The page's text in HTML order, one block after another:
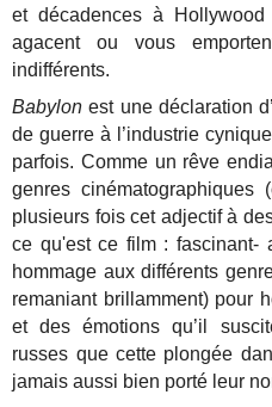
et décadences à
agacent ou vous
indifférents.
Babylon est une déclaration
de guerre à l’industrie
parfois. Comme un rêve
genres cinématographiques
plusieurs fois cet adjectif à
ce qu'est ce film : fascinant-
hommage aux différents
remaniant brillamment) pour
et des émotions qu’il
russes que cette plongée
jamais aussi bien porté leur